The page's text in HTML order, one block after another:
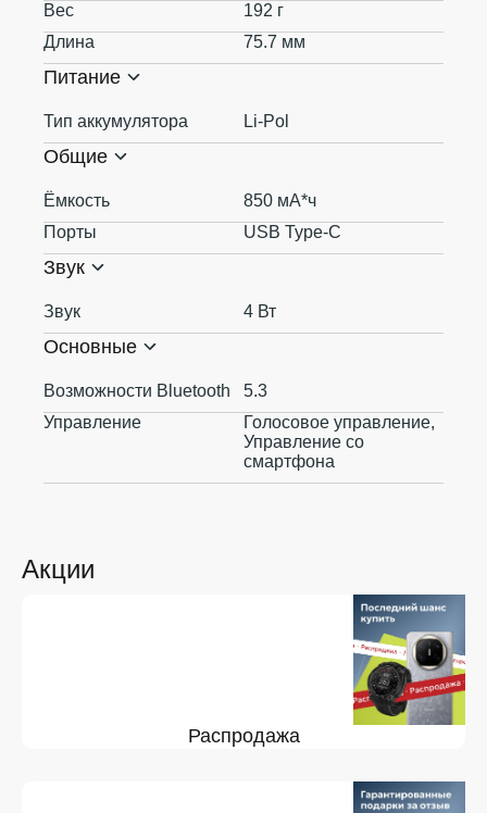
Акции
Распродажа
Вес
192 г
Длина
75.7 мм
Питание
Тип аккумулятора Li-Pol
Общие
Ёмкость
850 мА*ч
Порты
USB Type-C
Звук
Звук 4 Вт
Основные
Возможности Bluetooth
5.3
Управление
Голосовое управление,
Управление со
смартфона